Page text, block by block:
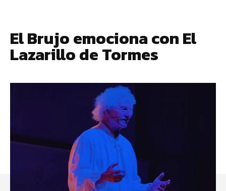
El Brujo emociona con El
Lazarillo de Tormes